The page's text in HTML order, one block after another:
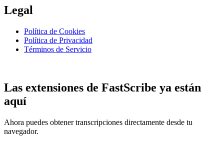
Legal
Política de Cookies
Política de Privacidad
Términos de Servicio
Las extensiones de FastScribe ya están
aquí
Ahora puedes obtener transcripciones directamente desde tu
navegador.